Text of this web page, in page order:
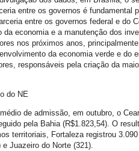
entre os governos é fundamental
entre os governos federal e do
da economia e a manutenção dos
nos próximos anos,
da economia verde e do
responsáveis pela criação da
do NE
de admissão, em outubro, o
pela Bahia (R$1.823,54). O
territoriais, Fortaleza registrou
e Juazeiro do Norte (321).